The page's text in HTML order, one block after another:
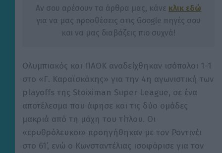
Αν σου αρέσουν τα άρθρα μας, κάνε κλικ εδώ
για να μας προσθέσεις στις Google πηγές σου
και να μας διαβάζεις πιο συχνά!
Ολυμπιακός και ΠΑΟΚ αναδείχθηκαν ισόπαλοι 1-1
στο «Γ. Καραϊσκάκης» για την 4η αγωνιστική των
playoffs της Stoiximan Super League, σε ένα
αποτέλεσμα που άφησε και τις δύο ομάδες
μακριά από τη μάχη του τίτλου. Οι
«ερυθρόλευκοι» προηγήθηκαν με τον Ροντινέι
στο 61’, ενώ ο Κωνσταντέλιας ισοφάρισε για τον